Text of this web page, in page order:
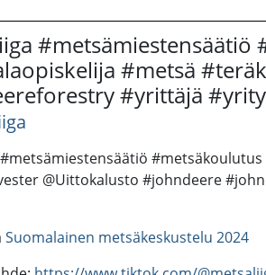
#metsä
#yrittäjä
@Uittokalusto #johndeere
Suomalainen metsäkeskustelu 2024